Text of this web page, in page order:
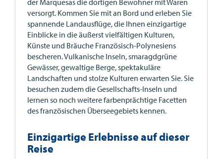
versorgt. Kommen Sie mit an Bord und erleben Sie
spannende Landausflüge, die Ihnen einzigartige
Einblicke in die äußerst vielfältigen Kulturen,
Künste und Bräuche Französisch-Polynesiens
bescheren. Vulkanische Inseln, smaragdgrüne
Gewässer, gewaltige Berge, spektakuläre
Landschaften und stolze Kulturen erwarten Sie. Sie
besuchen zudem die Gesellschafts-Inseln und
lernen so noch weitere farbenprächtige Facetten
des französischen Überseegebiets kennen.
Einzigartige Erlebnisse auf dieser
Reise